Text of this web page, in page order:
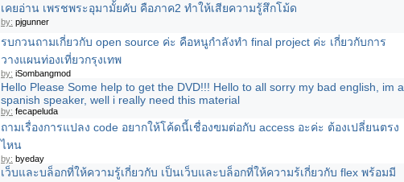
เคยอ่าน เพรชพระอุมามั้ยคับ คือภาค2 ทำให้เสียความรู้สึกโม้ด
by: pjgunner
รบกวนถามเกี่ยวกับ open source ค่ะ คือหนูกำลังทำ final project ค่ะ เกี่ยวกับการ
วางแผนท่องเที่ยวกรุงเทพ
by: iSombangmod
Hello Please Some help to get the DVD!!! Hello to all sorry my bad english, im a
spanish speaker, well i really need this material
by: fecapeluda
ถามเรื่องการแปลง code อยากให้โค้ดนี้เชื่องฃมต่อกับ access อะค่ะ ต้องเปลี่ยนตรง
ไหน
by: byeday
เว็บและบล็อกที่ให้ความรู้เกี่ยวกับ เป็นเว็บและบล็อกที่ให้ความร้เกี่ยวกับ flex พร้อมมี